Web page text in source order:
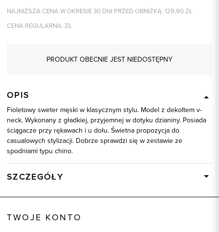
NAJNIŻSZA CENA W OKRESIE 30 DNI PRZED OBNIŻKĄ: 129,90 ZŁ
CENA REGULARNA: ZŁ
PRODUKT OBECNIE JEST NIEDOSTĘPNY
OPIS
Fioletowy sweter męski w klasycznym stylu. Model z dekoltem v-
neck. Wykonany z gładkiej, przyjemnej w dotyku dzianiny. Posiada
ściągacze przy rękawach i u dołu. Świetna propozycja do
casualowych stylizacji. Dobrze sprawdzi się w zestawie ze
spodniami typu chino.
SZCZEGÓŁY
TWOJE KONTO